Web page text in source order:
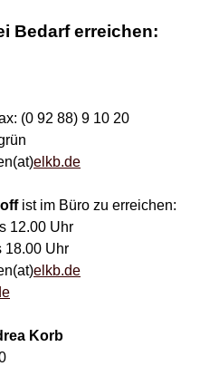
Bedarf erreichen:
(0 92 88) 9 10 20
elkb.de
ist im Büro zu erreichen:
12.00 Uhr
18.00 Uhr
elkb.de
Korb